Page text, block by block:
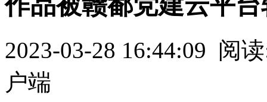
2023-03-28 16:44:09 阅
户端